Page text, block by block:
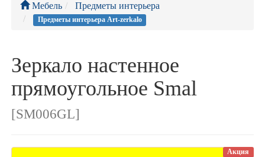
Мебель Предметы интерьера
Предметы интерьера Art-zerkalo
Зеркало настенное
прямоугольное Smal
[SM006GL]
Акция